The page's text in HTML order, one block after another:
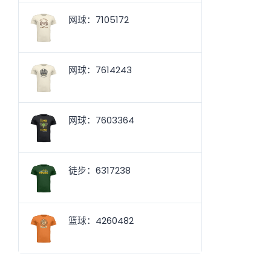
网球：7105172
网球：7614243
网球：7603364
徒步：6317238
篮球：4260482